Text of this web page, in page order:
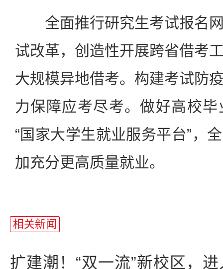
全面推行研究生考试报名网
试改革，创造性开展跨省借考
大规模异地借考。构建考试防
力保障应考尽考。做好高校
“国家大学生就业服务平台”，
加充分更高质量就业。
相关新闻
扩建潮！“双一流”新校区，